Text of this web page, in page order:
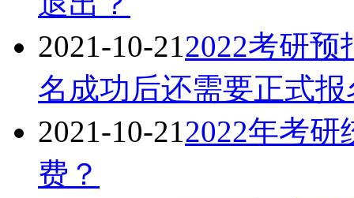
2021-10-212022考研
名成功后还需要正式
2021-10-212022年考
费？